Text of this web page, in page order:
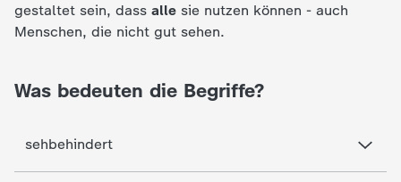
hgestaltet sein, dass alle sie nutzen können - auch
Menschen, die nicht gut sehen.
Was bedeuten die Begriffe?
sehbehindert